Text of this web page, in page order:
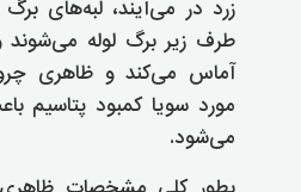
زرد در می‌آیند، لبه‌های
طرف زیر برگ لوله می‌شوند
آماس می‌کند و ظاهری
مورد سویا کمبود پتاسیم
می‌شود.